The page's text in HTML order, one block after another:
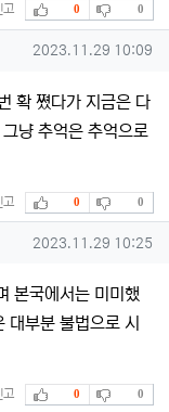
고 추천
0 비추천
0
작성일
2023.11.29 10:09
확 쪘다가 지금은 다
냥 추억은 추억으로
고 추천
0 비추천
0
작성일
2023.11.29 10:25
본국에서는 미미했
대부분 불법으로 시
고 추천
0 비추천
0